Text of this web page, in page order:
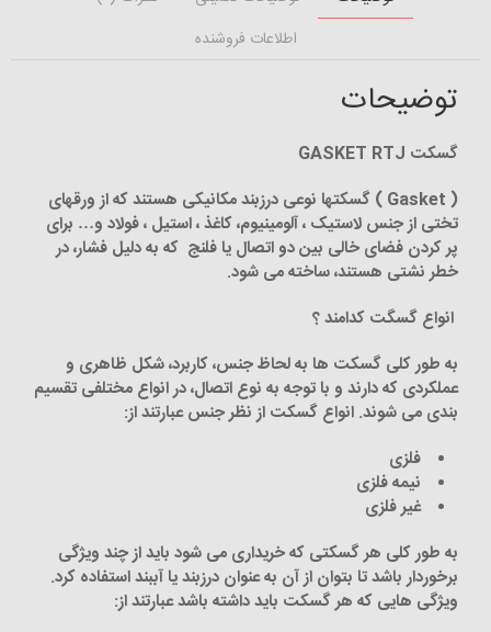
اطلاعات فروشنده
توضیحات
گسکت GASKET RTJ
( Gasket )
گسکت­ها نوعی درزبند مکانیکی هستند که از ورق­های
تختی از جنس لاستیک ، آلومینیوم، کاغذ ، استیل ، فولاد و… برای
پر کردن فضای خالی بین دو اتصال یا فلنج که به دلیل فشار، در
خطر نشتی هستند، ساخته می شود.
انواع گسگت کدامند ؟
به طور کلی گسکت ها به لحاظ جنس، کاربرد، شکل ظاهری و
عملکردی که دارند و با توجه به نوع اتصال، در انواع مختلفی تقسیم
بندی می شوند. انواع گسکت از نظر جنس عبارتند از:
فلزی
نیمه فلزی
غیر فلزی
به طور کلی هر گسکتی که خریداری می شود باید از چند ویژگی
برخوردار باشد تا بتوان از آن به عنوان درزبند یا آببند استفاده کرد.
ویژگی هایی که هر گسکت باید داشته باشد عبارتند از: